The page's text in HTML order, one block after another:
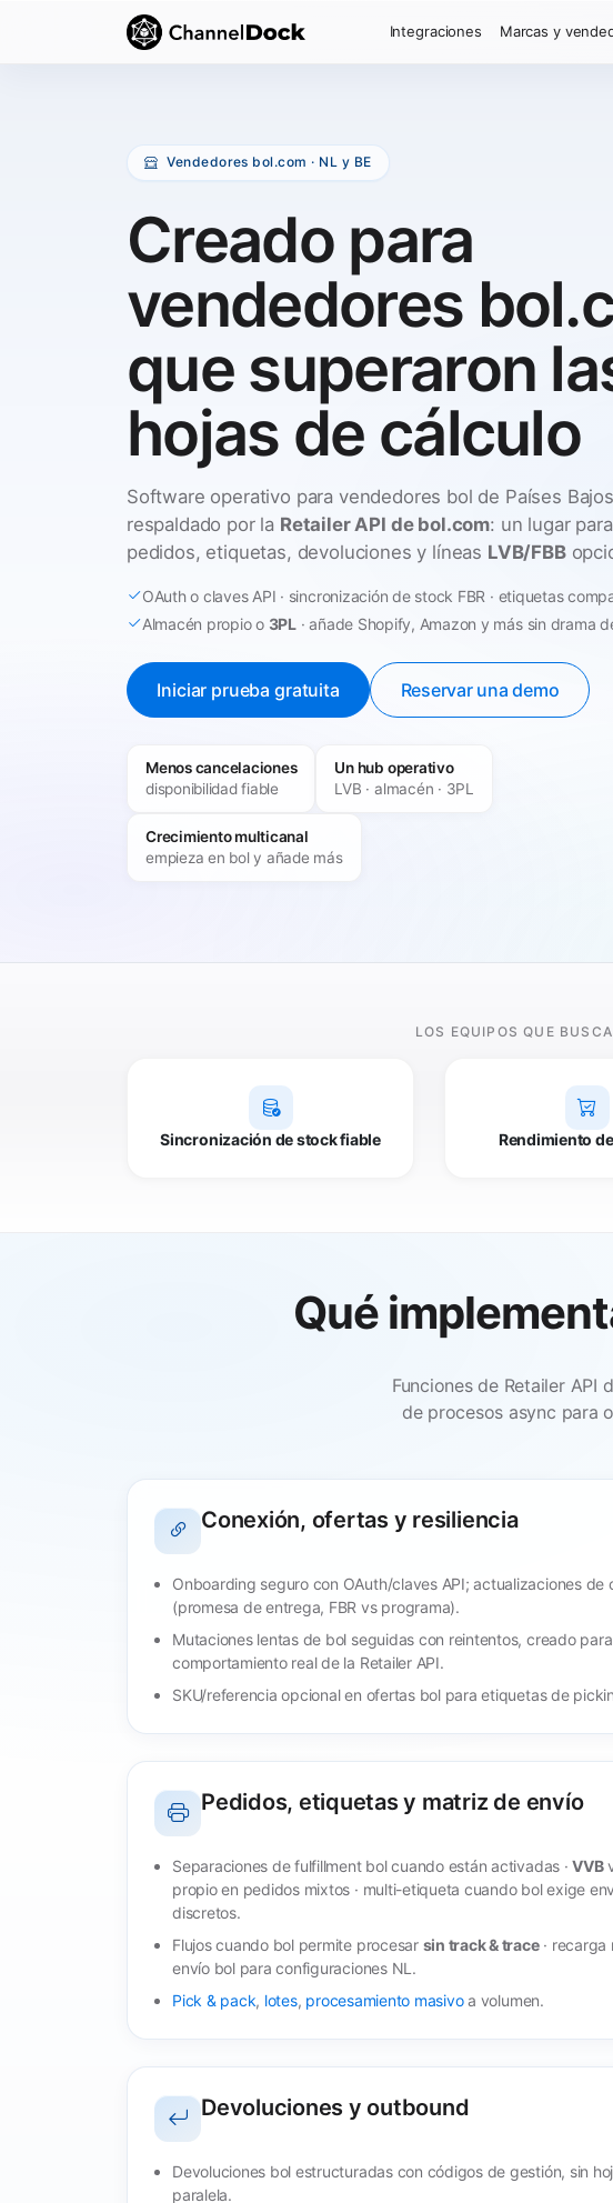
Integraciones Marcas y
Vendedores bol.com · NL y BE
Creado para
vendedores
que superaron
hojas de cálculo
Software operativo para vendedores bol de Países
respaldado por la Retailer API de bol.com: un lugar
pedidos, etiquetas, devoluciones y líneas LVB/FBB
OAuth o claves API · sincronización de stock FBR · etiquetas
Almacén propio o 3PL· añade Shopify, Amazon y más sin drama
Iniciar prueba gratuita Reservar una demo
Menos cancelaciones
disponibilidad fiable
Un hub operativo
LVB · almacén · 3PL
Crecimiento multicanal
empieza en bol y añade más
LOS EQUIPOS QUE
Sincronización de stock fiable Rendimiento
Qué
Funciones de Retailer
de procesos async para
Conexión, ofertas y resiliencia
Onboarding seguro con OAuth/claves API; actualizaciones de
(promesa de entrega, FBR vs programa).
Mutaciones lentas de bol seguidas con reintentos, creado
comportamiento real de la Retailer API.
SKU/referencia opcional en ofertas bol para etiquetas de
Pedidos, etiquetas y matriz de envío
Separaciones de fulfillment bol cuando están activadas ·VVB
propio en pedidos mixtos · multi-etiqueta cuando bol exige
discretos.
Flujos cuando bol permite procesar sin track & trace· recarga
envío bol para configuraciones NL.
Pick & pack, lotes, procesamiento masivoa volumen.
Devoluciones y outbound
Devoluciones bol estructuradas con códigos de gestión, sin
paralela.